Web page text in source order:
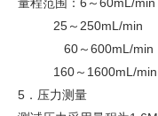
25～250mL/min
60～600mL/min
160～1600mL/min
5．压力测量